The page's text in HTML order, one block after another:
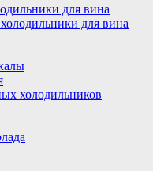
для вина
для вина
холодильников